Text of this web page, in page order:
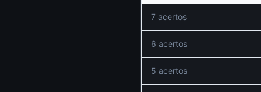
7 acertos
6 acertos
5 acertos